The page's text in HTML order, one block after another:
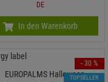
DE
In den Warenkorb
- 30 %
TOPSELLER